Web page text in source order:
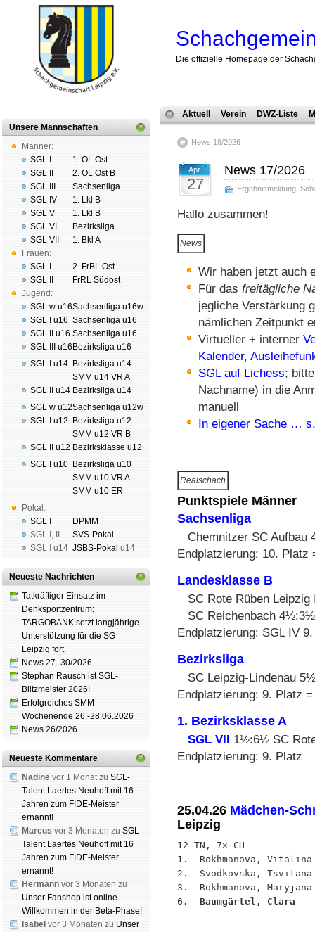
Die offizielle Homepage der
Unsere Mannschaften
Männer:
SGL I
SGL II
SGL III
SGL IV
SGL V
SGL VI
SGL VII
Frauen:
SGL I
SGL II
Jugend:
SGL w u16
SGL I u16
SGL II u16
SGL III u16
SGL I u14
SGL II u14
SGL w u12
SGL I u12
SGL II u12
SGL I u10
Pokal:
SGL I
SGL I ,
SGL I
u14
1. OL Ost
2. OL Ost B
Sachsenliga
1. Lkl B
1. Lkl B
Bezirksliga
1. Bkl A
2. FrBL Ost
FrRL Südost
Sachsenliga u16w
Sachsenliga u16
Sachsenliga u16
Bezirksliga u16
Bezirksliga u14
SMM u14 VR A
Bezirksliga u14
Sachsenliga u12w
Bezirksliga u12
SMM u12 VR B
Bezirksklasse u12
Bezirksliga u10
SMM u10 VR A
SMM u10 ER
DPMM
SVS-Pokal
JSBS-Pokal u14
Neueste Nachrichten
Tatkräftiger Einsatz im
Denksportzentrum:
TARGOBANK setzt langjährige
Unterstützung für die SG
Leipzig fort
News 27–30/2026
Stephan Rausch ist SGL-
Blitzmeister 2026!
Erfolgreiches SMM-
Wochenende 26.-28.06.2026
News 26/2026
Neueste Kommentare
Nadine vor 1 Monat zu SGL-
Talent Laertes Neuhoff mit 16
Jahren zum FIDE-Meister
ernannt!
Marcus vor 3 Monaten zu SGL-
Talent Laertes Neuhoff mit 16
Jahren zum FIDE-Meister
ernannt!
Hermann vor 3 Monaten zu
Unser Fanshop ist online –
Willkommen in der Beta-Phase!
Isabel vor 3 Monaten zu Unser
Aktuell Verein DWZ-Liste
News 18/2026
Apr.
27
News 17/2026
Ergebnismeldung
Hallo zusammen!
News
Wir haben jetzt auch
Für das freitägliche
jegliche Verstärkung
nämlichen Zeitpunkt
Virtueller + interner
Kalender,
SGL auf Lichess;
Nachname) in die
manuell
In eigener Sache …
Realschach
Punktspiele Männer
Sachsenliga
Chemnitzer SC
Endplatzierung: 10. Platz
Landesklasse B
SC Rote Rüben
SC Reichenbach
Endplatzierung: SGL IV
Bezirksliga
SC Leipzig-Lindenau
Endplatzierung: 9. Platz
1. Bezirksklasse A
SGL VII 1½:6½ SC
Endplatzierung: 9. Platz
25.04.26 Mädchen-
Leipzig
12 TN, 7× CH
1.  Rokhmanova,
2.  Svodkovska,
6.  Baumgärtel, Clara